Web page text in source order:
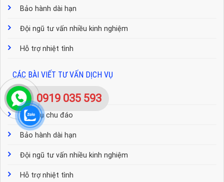
Bảo hành dài hạn
Đội ngũ tư vấn nhiều kinh nghiệm
Hỗ trợ nhiệt tình
CÁC BÀI VIẾT TƯ VẤN DỊCH VỤ
Công nghệ tiên tiến
Dịch vụ chu đáo
Bảo hành dài hạn
Đội ngũ tư vấn nhiều kinh nghiệm
Hỗ trợ nhiệt tình
0919 035 593